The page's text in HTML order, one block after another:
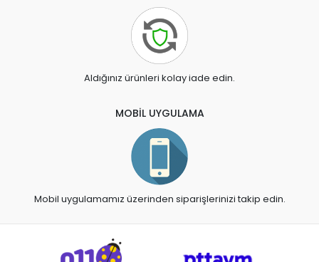
Aldığınız ürünleri kolay iade edin.
MOBİL UYGULAMA
Mobil uygulamamız üzerinden siparişlerinizi takip edin.